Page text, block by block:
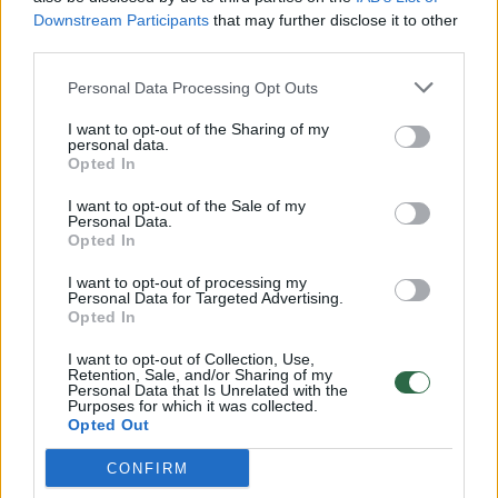
Downstream Participants that may further disclose it to other
Personal Data Processing Opt Outs
I want to opt-out of the Sharing of my
personal data.
Opted In
I want to opt-out of the Sale of my
Personal Data.
Opted In
I want to opt-out of processing my
Personal Data for Targeted Advertising.
Opted In
I want to opt-out of Collection, Use,
Retention, Sale, and/or Sharing of my
Personal Data that Is Unrelated with the
Purposes for which it was collected.
Opted Out
CONFIRM
32 laipsnių šilumos
Žinios | Orai
00:00:59
Nufilmavo, kaip patvino Vilniaus Vakarinis aplinkkelis:
vaizdas pribloškia
Žinios Lietuvos diena
Avarija Vilniuje: į stotelę įsirėžęs automobilis sužalojo
dvi moteris
Žinios | Lietuvos diena
Visi įrašai